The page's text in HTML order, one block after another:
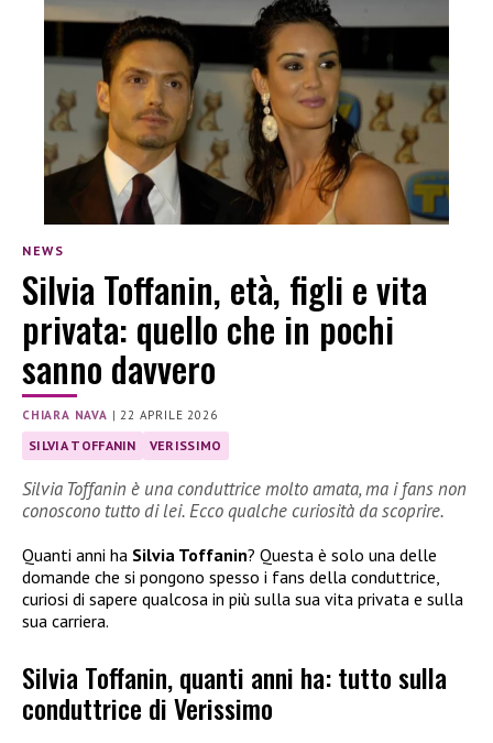
NEWS
Silvia Toffanin, età, figli e vita
privata: quello che in pochi
sanno davvero
CHIARA NAVA | 22 APRILE 2026
SILVIA TOFFANIN VERISSIMO
Silvia Toffanin è una conduttrice molto amata, ma i fans non
conoscono tutto di lei. Ecco qualche curiosità da scoprire.
Quanti anni ha Silvia Toffanin? Questa è solo una delle
domande che si pongono spesso i fans della conduttrice,
curiosi di sapere qualcosa in più sulla sua vita privata e sulla
sua carriera.
Silvia Toffanin, quanti anni ha: tutto sulla
conduttrice di Verissimo